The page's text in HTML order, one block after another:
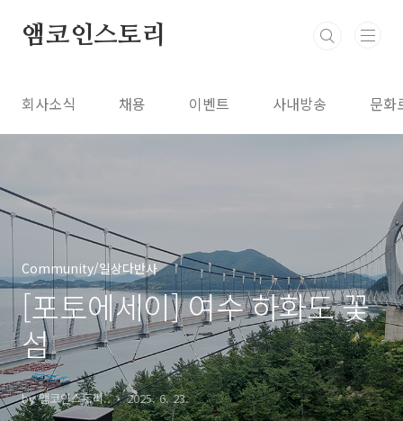
앰코인스토리
회사소식 채용 이벤트 사내방송 문화
Community/일상다반사
[포토에세이] 여수 하화도 꽃
섬
by 앰코인스토리.. 2025. 6. 23.